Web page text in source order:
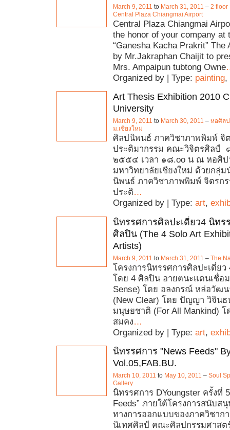
March 9, 2011 to March 31, 2011 – 2 floor
Central Plaza Chiangmai Airport
Central Plaza Chiangmai
the honor of your company at
“Ganesha Kacha Prakrit” The
by Mr.Jakraphan Chaijit to
Mrs. Ampaipun tubtong Owne
Organized by | Type: painting,
Art Thesis Exhibition 2010
University
March 9, 2011 to March 30, 2011 – หอศิล
ม.เชียงใหม่
ศิลปนิพนธ์ ภาควิชาภาพพิมพ์ จิ
ประติมากรรม คณะวิจิตรศิลป์
๒๕๕๔ เวลา ๑๘.oo น ณ หอศิ
มหาวิทยาลัยเชียงใหม่ ด้วยกลุ่
นิพนธ์ ภาควิชาภาพพิมพ์ จิตรก
ประติ…
Organized by | Type: art,
นิทรรศการศิลปะเดี่ยว4 นิทร
ศิลปิน (The 4 Solo Art
Artists)
March 9, 2011 to March 31, 2011 – The
โครงการนิทรรศการศิลปะเดี่ยว
โดย 4 ศิลปิน อายตนะแดนเชื่อ
Sense) โดย อลงกรณ์ หล่อวัฒน
(New Clear) โดย ปัญญา วิจินธ
มนุษยชาติ (For All Mankind)
สมคง…
Organized by | Type: art,
นิทรรศการ "News Feeds"
Vol.05,FAB.BU.
March 10, 2011 to May 10, 2011 – Soul
Gallery
นิทรรศการ DYoungster ครั้งที่
Feeds” ภายใต้โครงการสนับส
ทางการออกแบบของภาควิชาก
นิเทศศิลป์ คณะศิลปกรรมศาสต